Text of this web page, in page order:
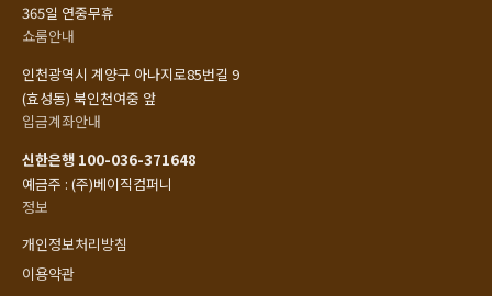
365일 연중무휴
쇼룸안내
인천광역시 계양구 아나지로85번길 9
(효성동) 북인천여중 앞
입금계좌안내
신한은행 100-036-371648
예금주 : (주)베이직컴퍼니
정보
개인정보처리방침
이용약관